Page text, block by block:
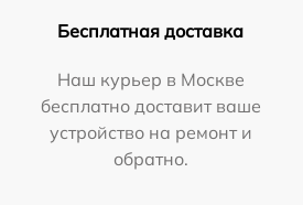
Бесплатная доставка
Наш курьер в Москве
бесплатно доставит ваше
устройство на ремонт и
обратно.